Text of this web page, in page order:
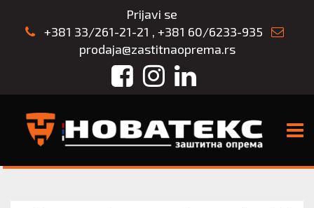
Prijavi se
+381 33/261-21-21 , +381 60/6233-935
prodaja@zastitnaoprema.rs
FacebookInstagram
LinkedIn